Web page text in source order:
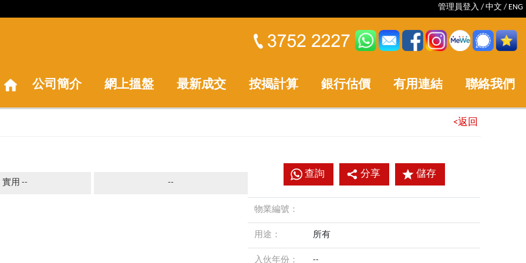
管理員登入 / 中文 / ENG
公司簡介 網上搵盤 最新成交 按揭計算 銀行估價 有用連結 聯絡我們
<返回
實用 -- --
查詢 分享 儲存
物業編號：
用途： 所有
入伙年份： --